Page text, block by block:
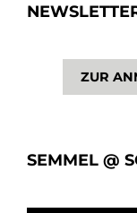
ZUR
SEMMEL @